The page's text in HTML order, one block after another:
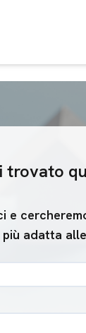
trovato
e
adatta